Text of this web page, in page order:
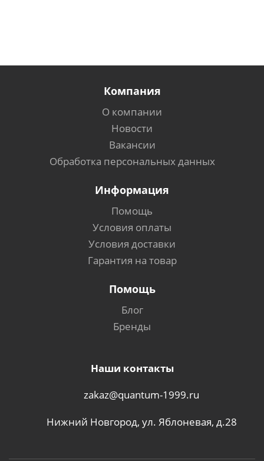
Компания
О компании
Новости
Вакансии
Обработка персональных данных
Информация
Помощь
Условия оплаты
Условия доставки
Гарантия на товар
Помощь
Блог
Бренды
Наши контакты
zakaz@quantum-1999.ru
Нижний Новгород, ул. Яблоневая, д.28